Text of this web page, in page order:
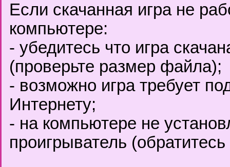
Если скачанная игра не
компьютере:
- убедитесь что игра
(проверьте размер файла);
- возможно игра требует
Интернету;
- на компьютере не
проигрыватель